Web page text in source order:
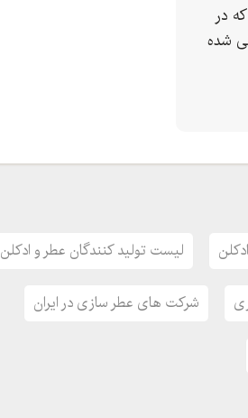
در
شده
لیست تولید کنندگان عطر و ادکلن
شرکت های عطر سازی در ایران